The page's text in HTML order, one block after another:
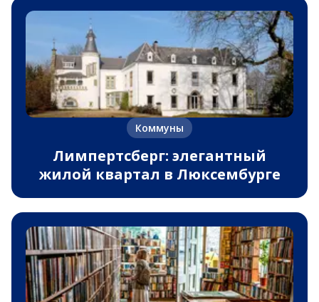
Коммуны
Лимпертсберг: элегантный
жилой квартал в Люксембурге